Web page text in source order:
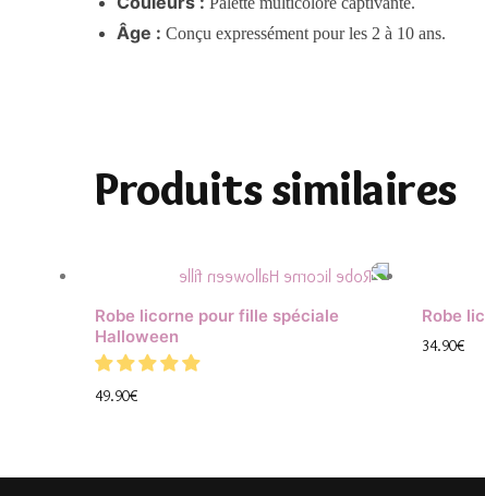
Âge : Conçu expressément pour les 2 à 10 ans.
Produits similaires
Robe licorne pour fille spéciale
Halloween
49.90€
Robe
34.90€